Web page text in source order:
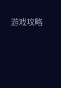
游戏攻略